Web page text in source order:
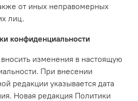
от иных неправомерных
лиц.
конфиденциальности
изменения в настоящую
При внесении
редакции указывается дата
Новая редакция Политики